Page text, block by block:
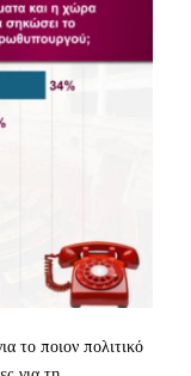
το ποιον πολιτικό